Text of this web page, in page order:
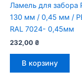
Ламель для забора
130 мм / 0,45 мм /
RAL 7024- 0,45мм
232,00 ₴
В корзину